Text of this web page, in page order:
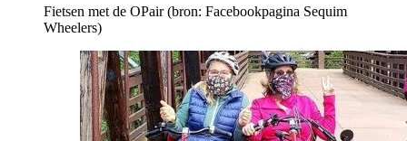
Fietsen met de OPair (bron: Facebookpagina Sequim
Wheelers)